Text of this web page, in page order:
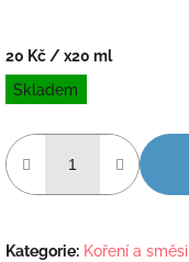
20 Kč / x20 ml
Měrná
cena:
Skladem
Kategorie: Koření a směsi